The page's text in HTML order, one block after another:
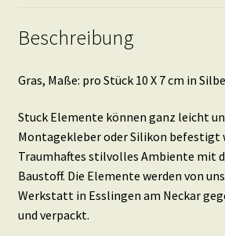
Beschreibung
Gras, Maße: pro Stück 10 X 7 cm in
Stuck Elemente können ganz leicht
Montagekleber oder Silikon befestigt
Traumhaftes stilvolles Ambiente mit
Baustoff. Die Elemente werden von
Werkstatt in Esslingen am Neckar
und verpackt.